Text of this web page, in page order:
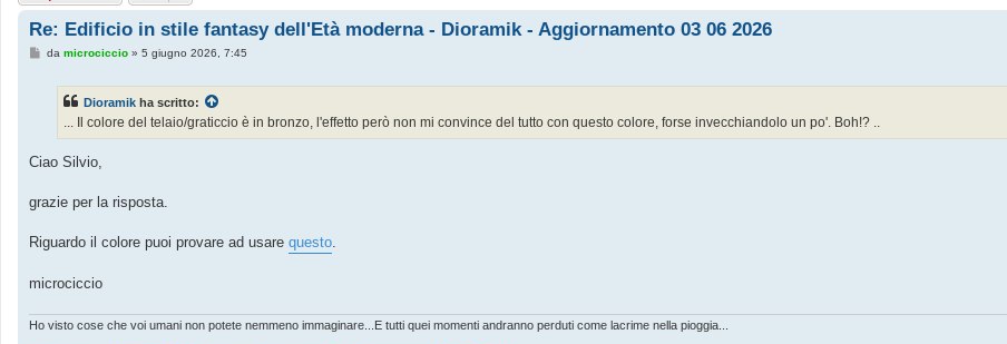
Re: Edificio in stile fantasy dell'Età moderna - Dioramik - Aggiornamento 03 06 2026
M
o
da microciccio» 5 giugno 2026, 7:45
Dioramik ha scritto:
... Il colore del telaio/graticcio è in bronzo, l'effetto però non mi convince del tutto con questo colore, forse invecchiandolo un po'. Boh!? ..
Ciao Silvio,
grazie per la risposta.
Riguardo il colore puoi provare ad usare questo.
microciccio
Ho visto cose che voi umani non potete nemmeno immaginare...E tutti quei momenti andranno perduti come lacrime nella pioggia...